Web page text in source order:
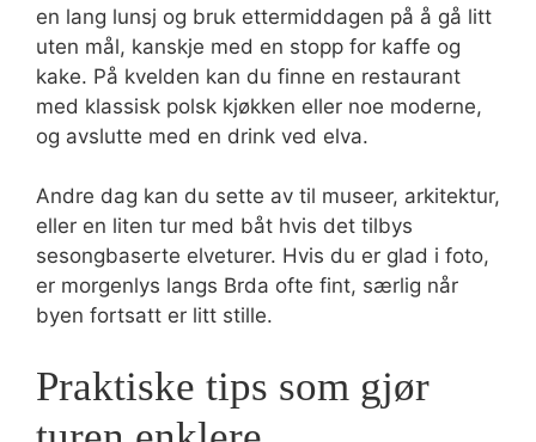
en lang lunsj og bruk ettermiddagen på å gå litt
uten mål, kanskje med en stopp for kaffe og
kake. På kvelden kan du finne en restaurant
med klassisk polsk kjøkken eller noe moderne,
og avslutte med en drink ved elva.
Andre dag kan du sette av til museer, arkitektur,
eller en liten tur med båt hvis det tilbys
sesongbaserte elveturer. Hvis du er glad i foto,
er morgenlys langs Brda ofte fint, særlig når
byen fortsatt er litt stille.
Praktiske tips som gjør